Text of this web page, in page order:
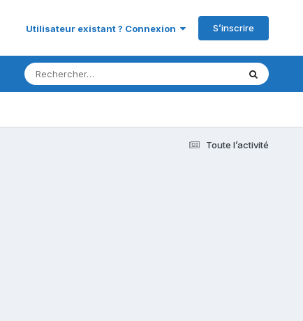
Utilisateur existant ? Connexion S’inscrire
Toute l’activité